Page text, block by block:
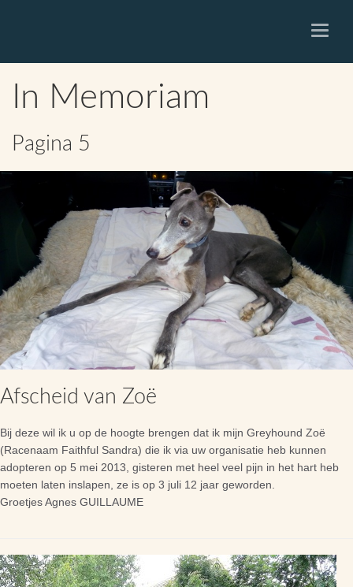
Toggle
In Memoriam
Pagina 5
Afscheid van Zoë
Bij deze wil ik u op de hoogte brengen dat ik mijn Greyhound Zoë
(Racenaam Faithful Sandra) die ik via uw organisatie heb kunnen
adopteren op 5 mei 2013, gisteren met heel veel pijn in het hart heb
moeten laten inslapen, ze is op 3 juli 12 jaar geworden.
Groetjes Agnes GUILLAUME